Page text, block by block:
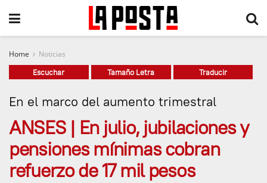
Home Noticias
Escuchar Tamaño Letra Traducir
En el marco del aumento trimestral
ANSES | En julio, jubilaciones y
pensiones mínimas cobran
refuerzo de 17 mil pesos